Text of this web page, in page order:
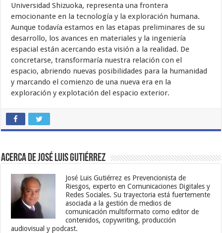
Universidad Shizuoka, representa una frontera
emocionante en la tecnología y la exploración humana.
Aunque todavía estamos en las etapas preliminares de su
desarrollo, los avances en materiales y la ingeniería
espacial están acercando esta visión a la realidad. De
concretarse, transformaría nuestra relación con el
espacio, abriendo nuevas posibilidades para la humanidad
y marcando el comienzo de una nueva era en la
exploración y explotación del espacio exterior.
Acerca de José Luis Gutiérrez
José Luis Gutiérrez es Prevencionista de
Riesgos, experto en Comunicaciones Digitales y
Redes Sociales. Su trayectoria está fuertemente
asociada a la gestión de medios de
comunicación multiformato como editor de
contenidos, copywriting, producción
audiovisual y podcast.